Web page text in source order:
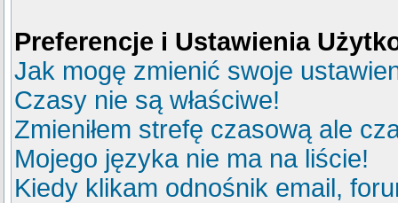
Preferencje i Ustawienia
Jak mogę zmienić swoje
Czasy nie są właściwe!
Zmieniłem strefę czasową ale
Mojego języka nie ma na liście!
Kiedy klikam odnośnik email,